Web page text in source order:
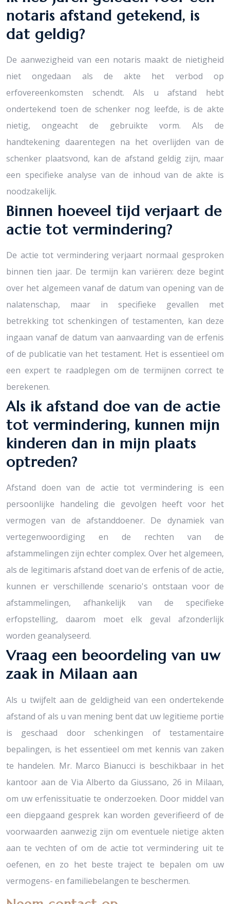
notaris afstand getekend, is
dat geldig?
De aanwezigheid van een notaris maakt de nietigheid
niet ongedaan als de akte het verbod op
erfovereenkomsten schendt. Als u afstand hebt
ondertekend toen de schenker nog leefde, is de akte
nietig, ongeacht de gebruikte vorm. Als de
handtekening daarentegen na het overlijden van de
schenker plaatsvond, kan de afstand geldig zijn, maar
een specifieke analyse van de inhoud van de akte is
noodzakelijk.
Binnen hoeveel tijd verjaart de
actie tot vermindering?
De actie tot vermindering verjaart normaal gesproken
binnen tien jaar. De termijn kan variëren: deze begint
over het algemeen vanaf de datum van opening van de
nalatenschap, maar in specifieke gevallen met
betrekking tot schenkingen of testamenten, kan deze
ingaan vanaf de datum van aanvaarding van de erfenis
of de publicatie van het testament. Het is essentieel om
een expert te raadplegen om de termijnen correct te
berekenen.
Als ik afstand doe van de actie
tot vermindering, kunnen mijn
kinderen dan in mijn plaats
optreden?
Afstand doen van de actie tot vermindering is een
persoonlijke handeling die gevolgen heeft voor het
vermogen van de afstanddoener. De dynamiek van
vertegenwoordiging en de rechten van de
afstammelingen zijn echter complex. Over het algemeen,
als de legitimaris afstand doet van de erfenis of de actie,
kunnen er verschillende scenario's ontstaan voor de
afstammelingen, afhankelijk van de specifieke
erfopstelling, daarom moet elk geval afzonderlijk
worden geanalyseerd.
Vraag een beoordeling van uw
zaak in Milaan aan
Als u twijfelt aan de geldigheid van een ondertekende
afstand of als u van mening bent dat uw legitieme portie
is geschaad door schenkingen of testamentaire
bepalingen, is het essentieel om met kennis van zaken
te handelen. Mr. Marco Bianucci is beschikbaar in het
kantoor aan de Via Alberto da Giussano, 26 in Milaan,
om uw erfenissituatie te onderzoeken. Door middel van
een diepgaand gesprek kan worden geverifieerd of de
voorwaarden aanwezig zijn om eventuele nietige akten
aan te vechten of om de actie tot vermindering uit te
oefenen, en zo het beste traject te bepalen om uw
vermogens- en familiebelangen te beschermen.